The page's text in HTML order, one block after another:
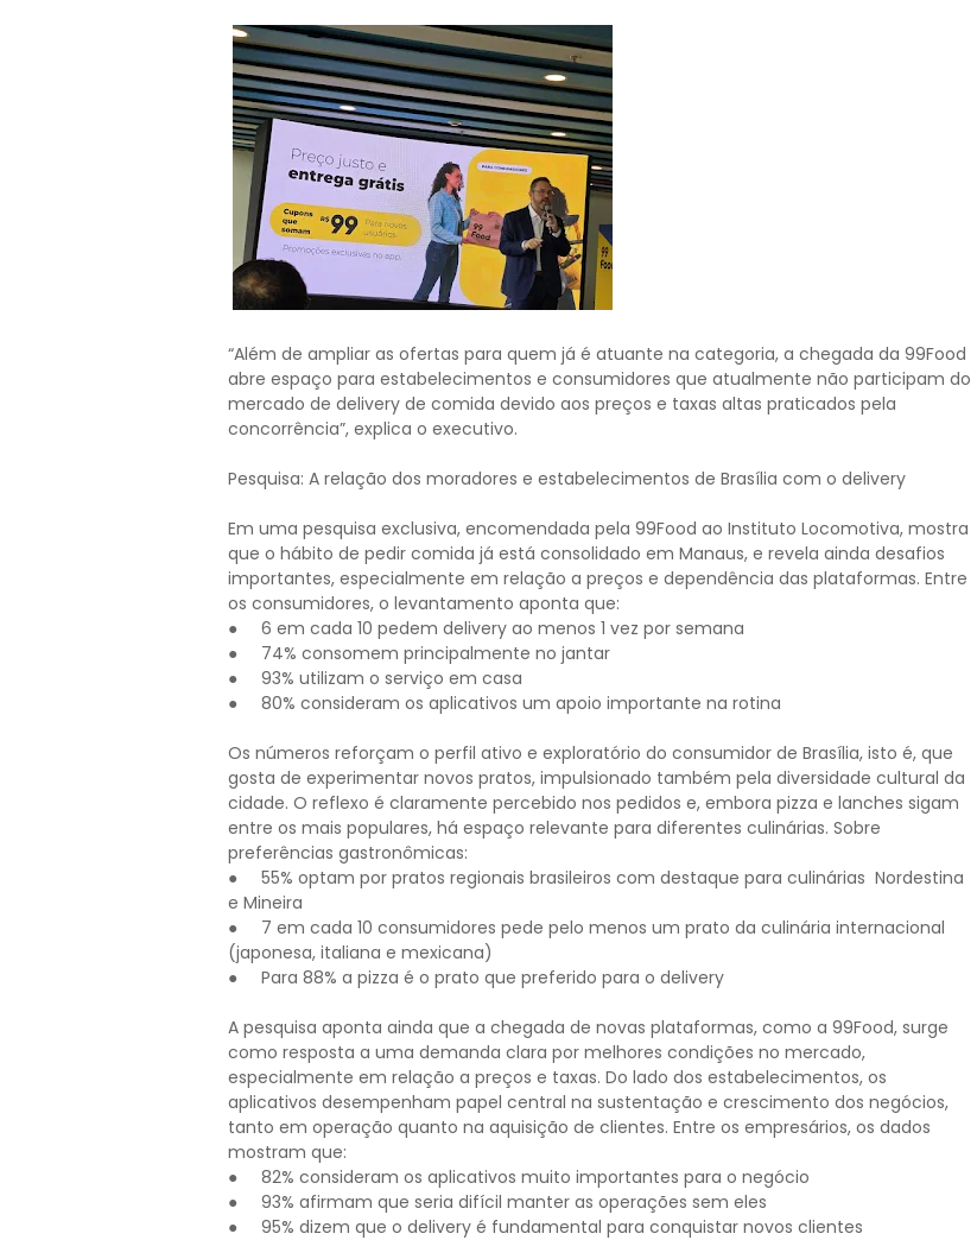
“Além de ampliar as ofertas para quem já é atuante na categoria, a chegada da 99Food
abre espaço para estabelecimentos e consumidores que atualmente não participam do
mercado de delivery de comida devido aos preços e taxas altas praticados pela
concorrência”, explica o executivo.
Pesquisa: A relação dos moradores e estabelecimentos de Brasília com o delivery
Em uma pesquisa exclusiva, encomendada pela 99Food ao Instituto Locomotiva, mostra
que o hábito de pedir comida já está consolidado em Manaus, e revela ainda desafios
importantes, especialmente em relação a preços e dependência das plataformas. Entre
os consumidores, o levantamento aponta que:
● 6 em cada 10 pedem delivery ao menos 1 vez por semana
● 74% consomem principalmente no jantar
● 93% utilizam o serviço em casa
● 80% consideram os aplicativos um apoio importante na rotina
Os números reforçam o perfil ativo e exploratório do consumidor de Brasília, isto é, que
gosta de experimentar novos pratos, impulsionado também pela diversidade cultural da
cidade. O reflexo é claramente percebido nos pedidos e, embora pizza e lanches sigam
entre os mais populares, há espaço relevante para diferentes culinárias. Sobre
preferências gastronômicas:
● 55% optam por pratos regionais brasileiros com destaque para culinárias Nordestina
e Mineira
● 7 em cada 10 consumidores pede pelo menos um prato da culinária internacional
(japonesa, italiana e mexicana)
● Para 88% a pizza é o prato que preferido para o delivery
A pesquisa aponta ainda que a chegada de novas plataformas, como a 99Food, surge
como resposta a uma demanda clara por melhores condições no mercado,
especialmente em relação a preços e taxas. Do lado dos estabelecimentos, os
aplicativos desempenham papel central na sustentação e crescimento dos negócios,
tanto em operação quanto na aquisição de clientes. Entre os empresários, os dados
mostram que:
● 82% consideram os aplicativos muito importantes para o negócio
● 93% afirmam que seria difícil manter as operações sem eles
● 95% dizem que o delivery é fundamental para conquistar novos clientes